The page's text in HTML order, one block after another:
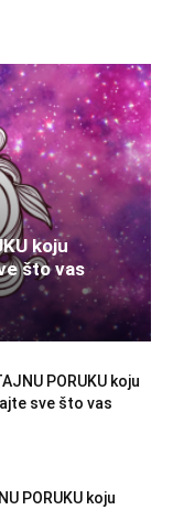
koju
što vas
PORUKU koju
sve što vas
PORUKU koju